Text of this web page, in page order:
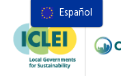
Recursos
Marco de acciones
Español